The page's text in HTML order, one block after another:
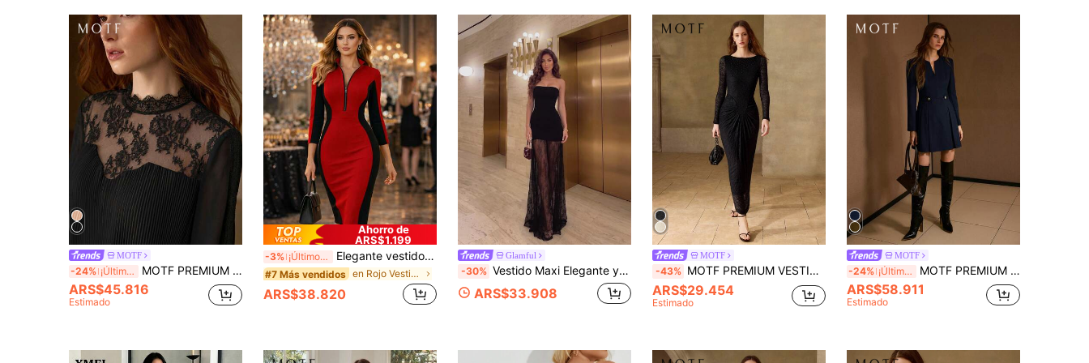
MOTF
-24% ¡Últimos 3 días MOTF PREMIUM VESTIDO MINI DE MANGA LARGA CON ENCAJE ELEGANTE Y ROMÁNTICO PARA MUJER, PRIMAVERA/VERANO
ARS$45.816
Estimado
Ahorro de
ARS$1.199
-3% ¡Últimos 3 días Elegante vestido ajustado de media longitud para mujer con cremallera delantera, patchwork de color contrastante, mangas 3/4 y cuello alto rojo
#7 Más vendidos en Rojo Vestidos de largo medio
ARS$38.820
Glamful
-30% Vestido Maxi Elegante y Sexy sin Tirantes para Fiesta, Vacaciones, Citas, Moda de Playa, Atuendos de Vacaciones para Mujeres, Atuendos de Vacaciones de Verano, Vestidos Casuales,
ARS$33.908
MOTF
-43% MOTF PREMIUM VESTIDO ELEGANTE AJUSTADO DE DISEÑO ESTRUCTURADO DE JACQUARD ELÁSTICO PARA MUJER, PRIMAVERA/VERANO
ARS$29.454
Estimado
MOTF
-24% ¡Últimos 3 días MOTF PREMIUM VESTIDO CRUZADO CON PLIEGUES PLEGADOS
ARS$58.911
Estimado